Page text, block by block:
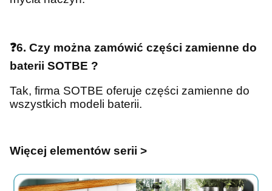
❓6. Czy można zamówić części zamienne do
baterii SOTBE ?
Tak, firma SOTBE oferuje części zamienne do
wszystkich modeli baterii.
Więcej elementów serii >